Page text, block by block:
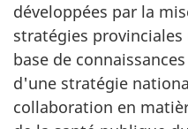
développées par la
stratégies
base de
d'une stratégie
collaboration en